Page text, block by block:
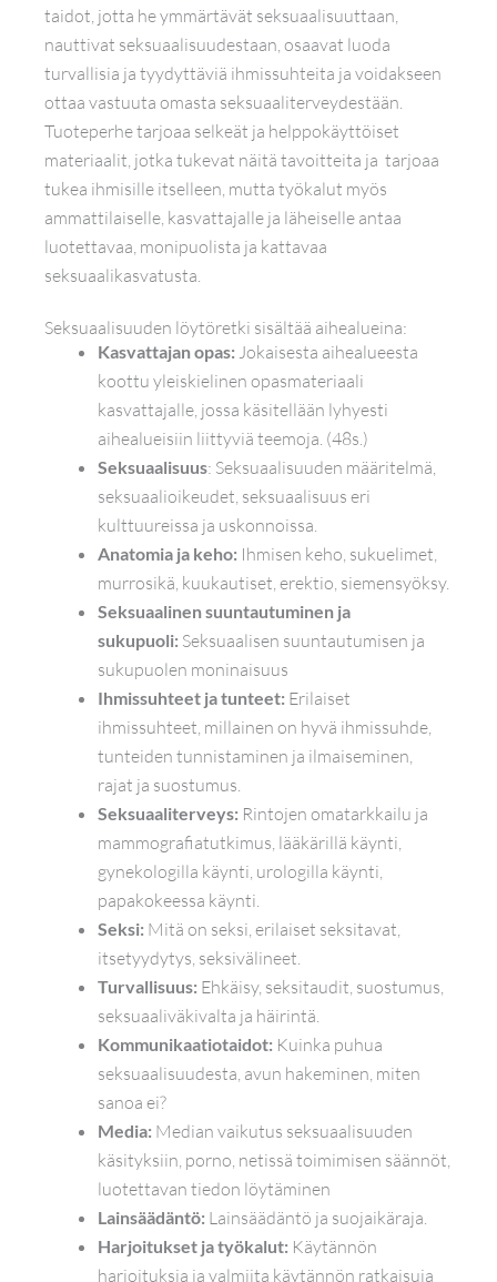
taidot, jotta he ymmärtävät seksuaalisuuttaan,
nauttivat seksuaalisuudestaan, osaavat luoda
turvallisia ja tyydyttäviä ihmissuhteita ja voidakseen
ottaa vastuuta omasta seksuaaliterveydestään.
Tuoteperhe tarjoaa selkeät ja helppokäyttöiset
materiaalit, jotka tukevat näitä tavoitteita ja tarjoaa
tukea ihmisille itselleen, mutta työkalut myös
ammattilaiselle, kasvattajalle ja läheiselle antaa
luotettavaa, monipuolista ja kattavaa
seksuaalikasvatusta.
Seksuaalisuuden löytöretki sisältää aihealueina:
Kasvattajan opas: Jokaisesta aihealueesta
koottu yleiskielinen opasmateriaali
kasvattajalle, jossa käsitellään lyhyesti
aihealueisiin liittyviä teemoja. (48s.)
Seksuaalisuus: Seksuaalisuuden määritelmä,
seksuaalioikeudet, seksuaalisuus eri
kulttuureissa ja uskonnoissa.
Anatomia ja keho: Ihmisen keho, sukuelimet,
murrosikä, kuukautiset, erektio, siemensyöksy.
Seksuaalinen suuntautuminen ja
sukupuoli: Seksuaalisen suuntautumisen ja
sukupuolen moninaisuus
Ihmissuhteet ja tunteet: Erilaiset
ihmissuhteet, millainen on hyvä ihmissuhde,
tunteiden tunnistaminen ja ilmaiseminen,
rajat ja suostumus.
Seksuaaliterveys: Rintojen omatarkkailu ja
mammografiatutkimus, lääkärillä käynti,
gynekologilla käynti, urologilla käynti,
papakokeessa käynti.
Seksi: Mitä on seksi, erilaiset seksitavat,
itsetyydytys, seksivälineet.
Turvallisuus: Ehkäisy, seksitaudit, suostumus,
seksuaaliväkivalta ja häirintä.
Kommunikaatiotaidot: Kuinka puhua
seksuaalisuudesta, avun hakeminen, miten
sanoa ei?
Media: Median vaikutus seksuaalisuuden
käsityksiin, porno, netissä toimimisen säännöt,
luotettavan tiedon löytäminen
Lainsäädäntö: Lainsäädäntö ja suojaikäraja.
Harjoitukset ja työkalut: Käytännön
harjoituksia ja valmiita käytännön ratkaisuja